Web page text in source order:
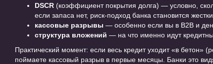
DSCR (коэффициент покрытия долга) — условно,
если запаса нет, риск-подход банка становится
кассовые разрывы — особенно если вы в B2B и
структура вложений — на что именно идут
Практический момент: если весь кредит уходит «в бетон»
поймаете кассовый разрыв в первые месяцы. Банки это